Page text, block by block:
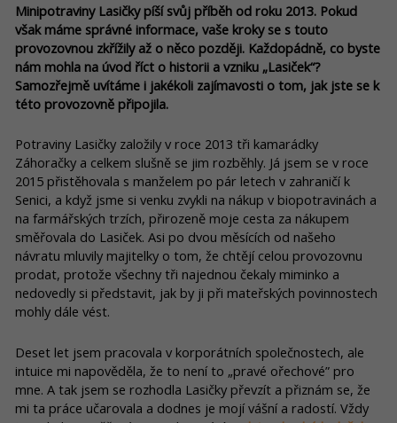
Minipotraviny Lasičky píší svůj příběh od roku 2013. Pokud
však máme správné informace, vaše kroky se s touto
provozovnou zkřížily až o něco později. Každopádně, co byste
nám mohla na úvod říct o historii a vzniku „Lasiček“?
Samozřejmě uvítáme i jakékoli zajímavosti o tom, jak jste se k
této provozovně připojila.
Potraviny Lasičky založily v roce 2013 tři kamarádky
Záhoračky a celkem slušně se jim rozběhly. Já jsem se v roce
2015 přistěhovala s manželem po pár letech v zahraničí k
Senici, a když jsme si venku zvykli na nákup v biopotravinách a
na farmářských trzích, přirozeně moje cesta za nákupem
směřovala do Lasiček. Asi po dvou měsících od našeho
návratu mluvily majitelky o tom, že chtějí celou provozovnu
prodat, protože všechny tři najednou čekaly miminko a
nedovedly si představit, jak by ji při mateřských povinnostech
mohly dále vést.
Deset let jsem pracovala v korporátních společnostech, ale
intuice mi napověděla, že to není to „pravé ořechové” pro
mne. A tak jsem se rozhodla Lasičky převzít a přiznám se, že
mi ta práce učarovala a dodnes je mojí vášní a radostí. Vždy